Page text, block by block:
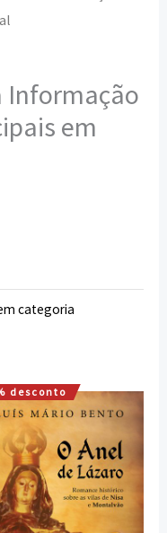
Informação
em
categoria
desconto
O
preço
original
era:
10,00 €.
O
preço
atual
é:
9,00 €.